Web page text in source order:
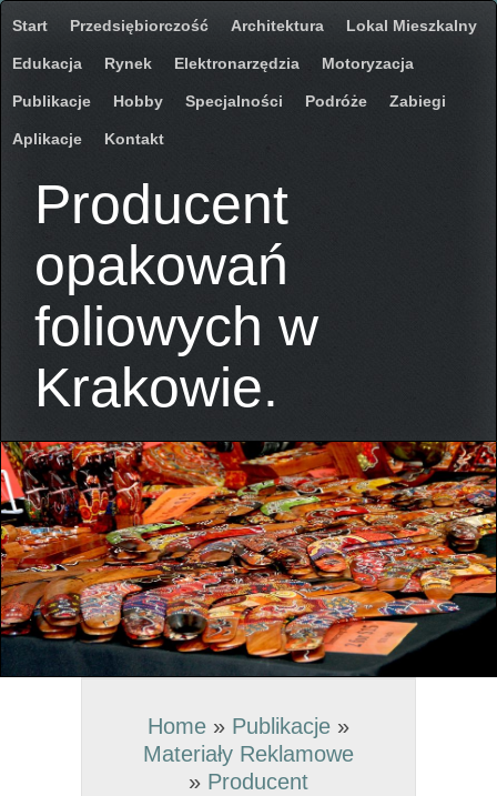
Start Przedsiębiorczość Architektura Lokal Mieszkalny
Edukacja Rynek Elektronarzędzia Motoryzacja
Publikacje Hobby Specjalności Podróże Zabiegi
Aplikacje Kontakt
Producent
opakowań
foliowych w
Krakowie.
Home » Publikacje »
Materiały Reklamowe
» Producent